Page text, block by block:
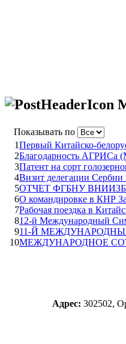
Показывать по
1Первый Китайско-
2Благодарность АГРИСа
3Патент на сорт
4Визит делегации
5ОТЧЕТ ФГБНУ ВНИИЗБК о
6О командировке в КНР
7Рабочая поездка в
812-й Международный
911-Й
10МЕЖДУНАРОДНОЕ
Адрес: 302502,